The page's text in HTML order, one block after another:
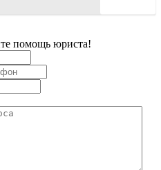
помощь юриста!